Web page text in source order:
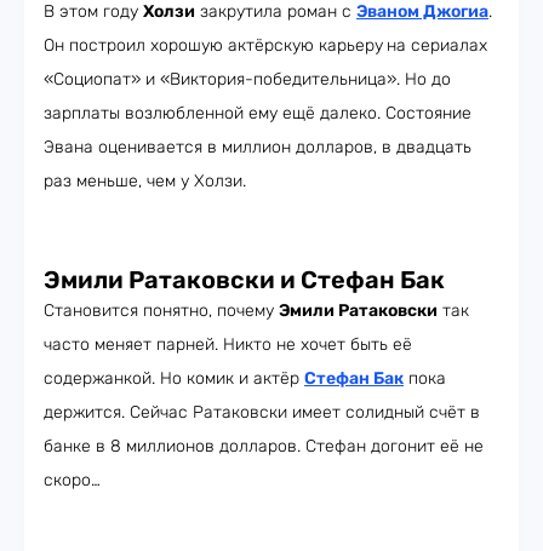
В этом году Холзи закрутила роман с Эваном Джогиа.
Он построил хорошую актёрскую карьеру на сериалах
«Социопат» и «Виктория-победительница». Но до
зарплаты возлюбленной ему ещё далеко. Состояние
Эвана оценивается в миллион долларов, в двадцать
раз меньше, чем у Холзи.
Эмили Ратаковски и Стефан Бак
Становится понятно, почему Эмили Ратаковски так
часто меняет парней. Никто не хочет быть её
содержанкой. Но комик и актёр Стефан Бак пока
держится. Сейчас Ратаковски имеет солидный счёт в
банке в 8 миллионов долларов. Стефан догонит её не
скоро…